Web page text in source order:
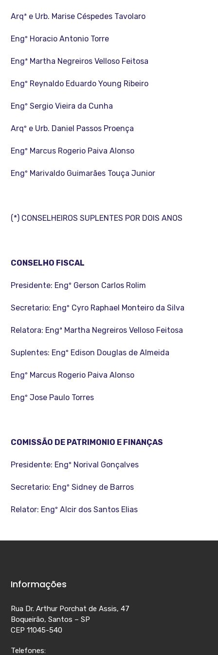
Arqª e Urb. Marise Céspedes Tavolaro
Engº Horacio Antonio Torre
Engª Martha Negreiros Velloso Feitosa
Engº Reynaldo Eduardo Young Ribeiro
Engº Sergio Vieira da Cunha
Arqº e Urb. Daniel Passos Proença
Engº Marcus Rogerio Paiva Alonso
Engº Marivaldo Guimarães Touça Junior
(*) CONSELHEIROS SUPLENTES POR DOIS ANOS
CONSELHO FISCAL
Presidente: Engº Gerson Carlos Rolim
Secretario: Engº Cyro Raphael Monteiro da Silva
Relatora: Engª Martha Negreiros Velloso Feitosa
Suplentes: Engº Edison Douglas de Almeida
Engº Marcus Rogerio Paiva Alonso
Engº Jose Paulo Torres
COMISSÃO DE PATRIMONIO E FINANÇAS
Presidente: Engº Norival Gonçalves
Secretario: Engº Sidney de Barros
Relator: Engº Alcir dos Santos Elias
Informações
Rua Dr. Arthur Porchat de Assis, 47
Boqueirão, Santos – SP
CEP 11045-540
Telefones: